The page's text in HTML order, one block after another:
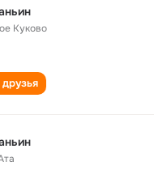
Куково